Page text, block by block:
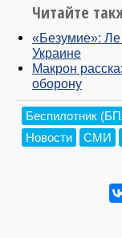
Читайте
«Безумие»:
Украине
Макрон
оборону
Беспилотник
Новости
СМИ